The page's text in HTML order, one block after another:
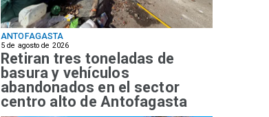
ANTOFAGASTA
5 de agosto de 2026
Retiran tres toneladas de
basura y vehículos
abandonados en el sector
centro alto de Antofagasta